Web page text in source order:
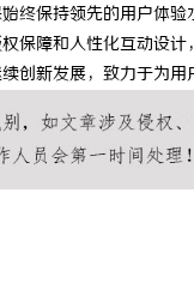
终保持领先的用户体验
保障和人性化互动设
创新发展，致力于为用
展趋势分析 全面
源宝库